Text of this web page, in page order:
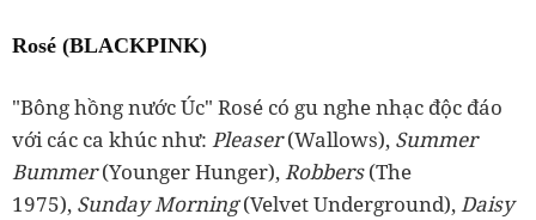
Rosé (BLACKPINK)
"Bông hồng nước Úc" Rosé có gu nghe nhạc độc đáo
với các ca khúc như: Pleaser(Wallows), Summer
Bummer(Younger Hunger),Robbers(The
1975), Sunday Morning(Velvet Underground),Daisy